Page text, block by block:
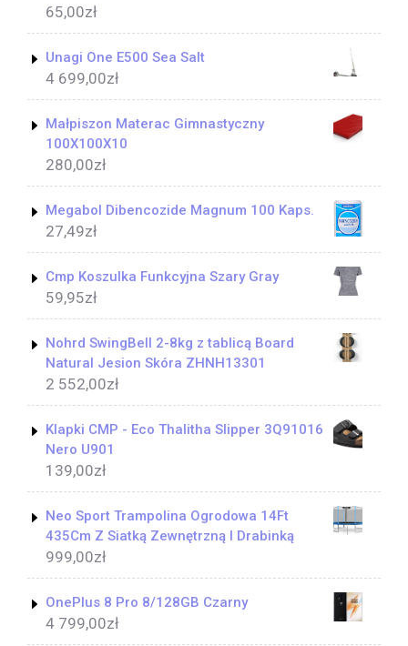
65,00zł
Unagi One E500 Sea Salt
4 699,00zł
Małpiszon Materac Gimnastyczny
100X100X10
280,00zł
Megabol Dibencozide Magnum 100 Kaps.
27,49zł
Cmp Koszulka Funkcyjna Szary Gray
59,95zł
Nohrd SwingBell 2-8kg z tablicą Board
Natural Jesion Skóra ZHNH13301
2 552,00zł
Klapki CMP - Eco Thalitha Slipper 3Q91016
Nero U901
139,00zł
Neo Sport Trampolina Ogrodowa 14Ft
435Cm Z Siatką Zewnętrzną I Drabinką
999,00zł
OnePlus 8 Pro 8/128GB Czarny
4 799,00zł